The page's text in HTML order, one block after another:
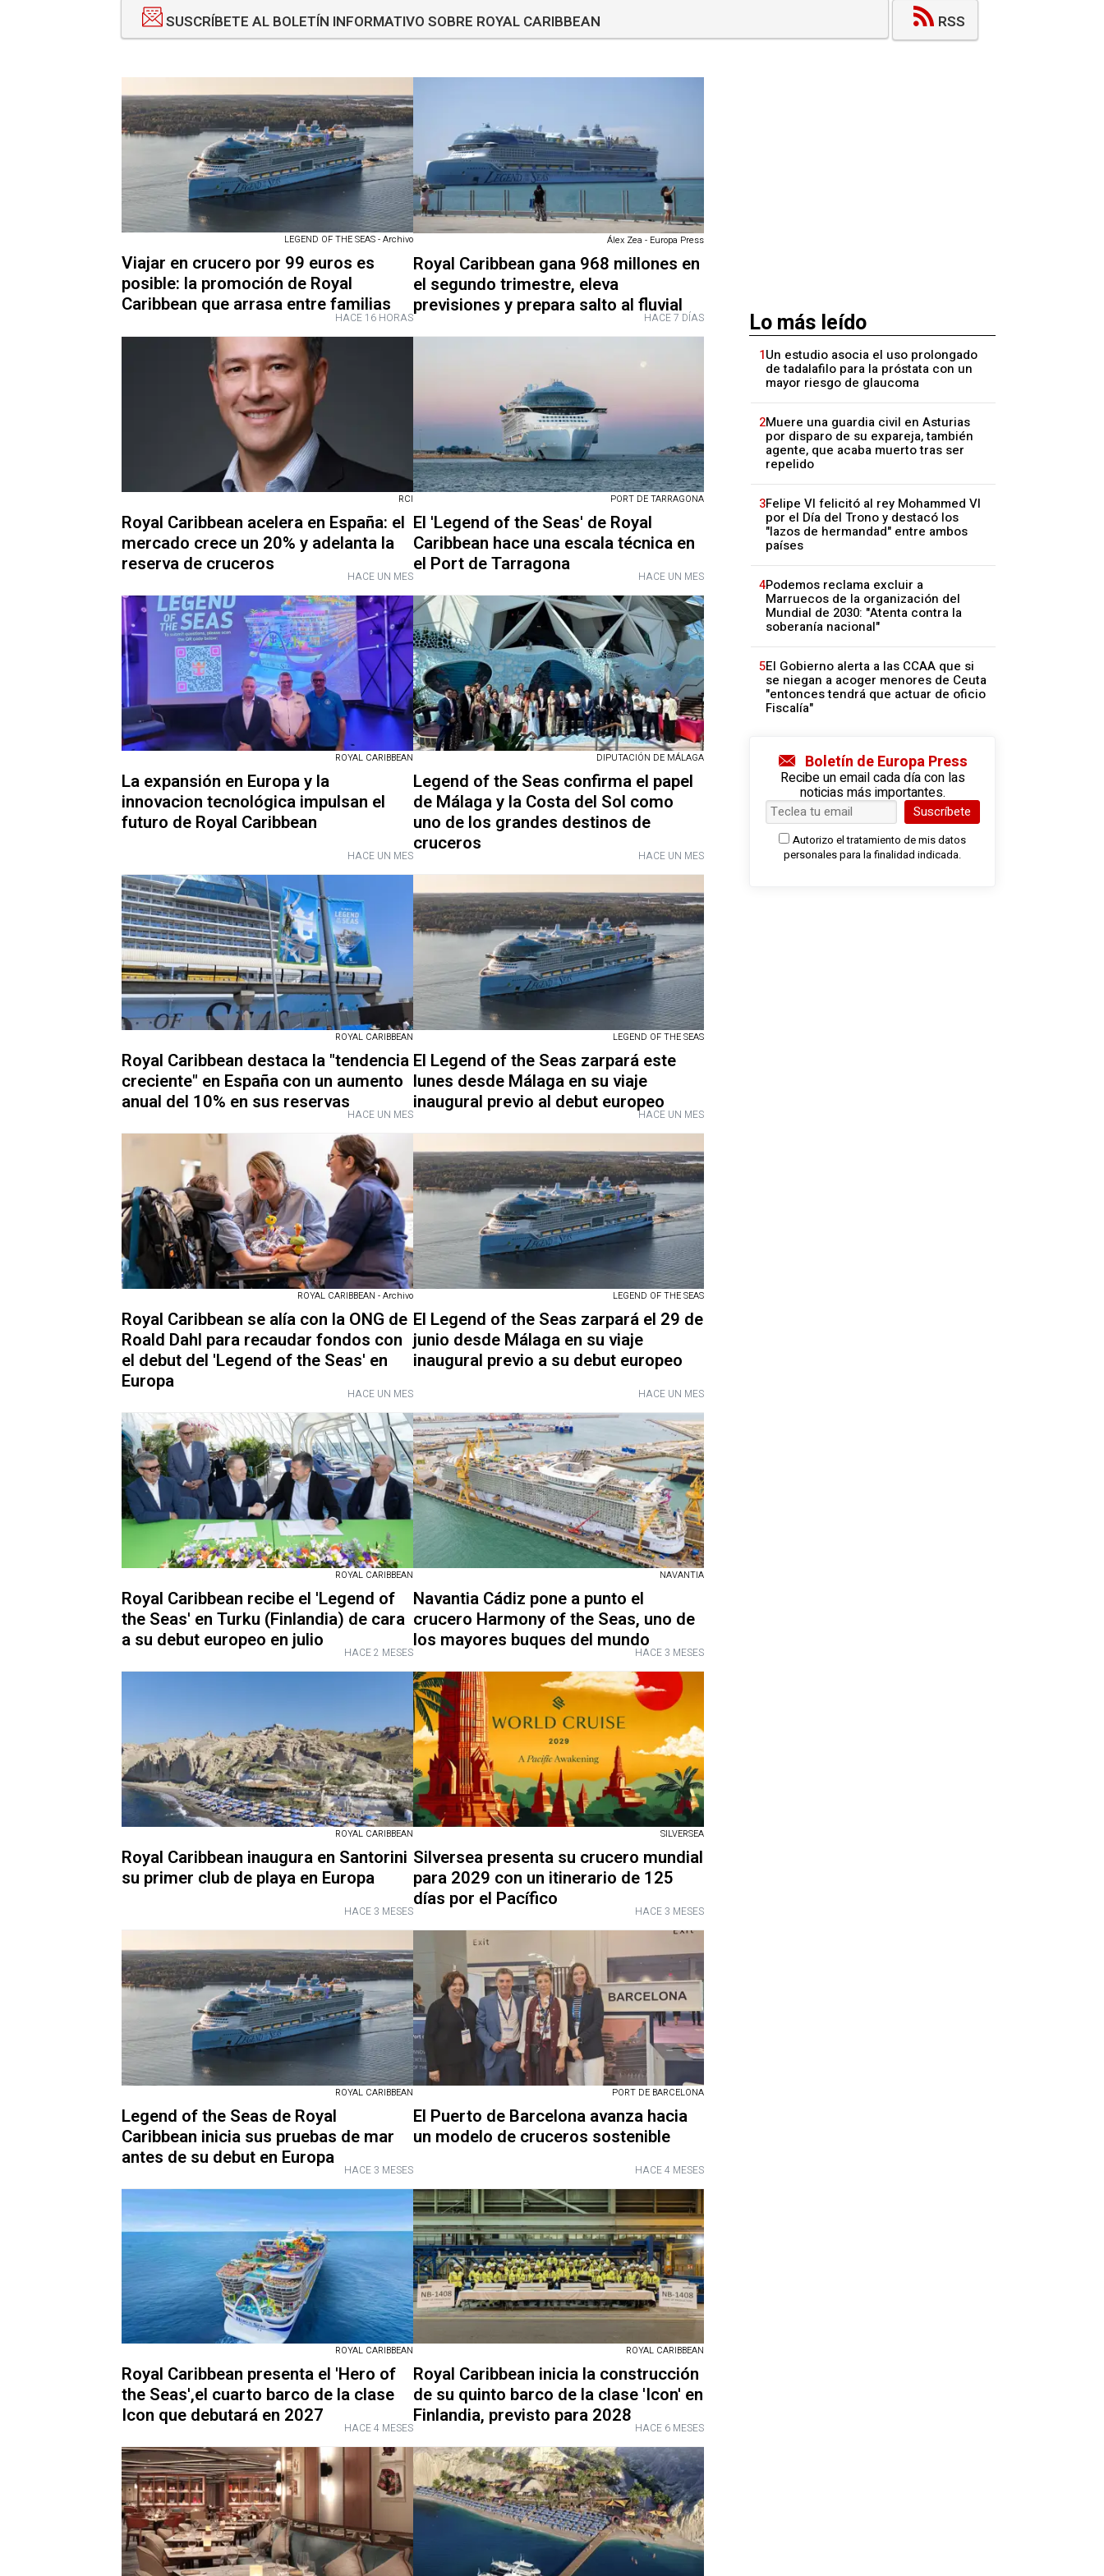
SUSCRÍBETE AL BOLETÍN INFORMATIVO SOBRE ROYAL CARIBBEAN RSS
LEGEND OF THE SEAS - Archivo
Viajar en crucero por 99 euros es
posible: la promoción de Royal
Caribbean que arrasa entre familias
HACE 16 HORAS
Álex Zea - Europa Press
Royal Caribbean gana 968 millones en
el segundo trimestre, eleva
previsiones y prepara salto al fluvial
HACE 7 DÍAS
RCI
Royal Caribbean acelera en España: el
mercado crece un 20% y adelanta la
reserva de cruceros
HACE UN MES
PORT DE TARRAGONA
El 'Legend of the Seas' de Royal
Caribbean hace una escala técnica en
el Port de Tarragona
HACE UN MES
ROYAL CARIBBEAN
La expansión en Europa y la
innovacion tecnológica impulsan el
futuro de Royal Caribbean
HACE UN MES
DIPUTACIÓN DE MÁLAGA
Legend of the Seas confirma el papel
de Málaga y la Costa del Sol como
uno de los grandes destinos de
cruceros
HACE UN MES
ROYAL CARIBBEAN
Royal Caribbean destaca la "tendencia
creciente" en España con un aumento
anual del 10% en sus reservasHACE UN MES
LEGEND OF THE SEAS
El Legend of the Seas zarpará este
lunes desde Málaga en su viaje
inaugural previo al debut europeo
HACE UN MES
ROYAL CARIBBEAN - Archivo
Royal Caribbean se alía con la ONG de
Roald Dahl para recaudar fondos con
el debut del 'Legend of the Seas' en
Europa
HACE UN MES
LEGEND OF THE SEAS
El Legend of the Seas zarpará el 29 de
junio desde Málaga en su viaje
inaugural previo a su debut europeo
HACE UN MES
ROYAL CARIBBEAN
Royal Caribbean recibe el 'Legend of
the Seas' en Turku (Finlandia) de cara
a su debut europeo en julio
HACE 2 MESES
NAVANTIA
Navantia Cádiz pone a punto el
crucero Harmony of the Seas, uno de
los mayores buques del mundoHACE 3 MESES
ROYAL CARIBBEAN
Royal Caribbean inaugura en Santorini
su primer club de playa en Europa
HACE 3 MESES
SILVERSEA
Silversea presenta su crucero mundial
para 2029 con un itinerario de 125
días por el Pacífico
HACE 3 MESES
ROYAL CARIBBEAN
Legend of the Seas de Royal
Caribbean inicia sus pruebas de mar
antes de su debut en Europa
HACE 3 MESES
PORT DE BARCELONA
El Puerto de Barcelona avanza hacia
un modelo de cruceros sostenible
HACE 4 MESES
ROYAL CARIBBEAN
Royal Caribbean presenta el 'Hero of
the Seas',el cuarto barco de la clase
Icon que debutará en 2027
HACE 4 MESES
ROYAL CARIBBEAN
Royal Caribbean inicia la construcción
de su quinto barco de la clase 'Icon' en
Finlandia, previsto para 2028 HACE 6 MESES
Lo más leído
1Un estudio asocia el uso prolongado
de tadalafilo para la próstata con un
mayor riesgo de glaucoma
2Muere una guardia civil en Asturias
por disparo de su expareja, también
agente, que acaba muerto tras ser
repelido
3Felipe VI felicitó al rey Mohammed VI
por el Día del Trono y destacó los
"lazos de hermandad" entre ambos
países
4Podemos reclama excluir a
Marruecos de la organización del
Mundial de 2030: "Atenta contra la
soberanía nacional"
5El Gobierno alerta a las CCAA que si
se niegan a acoger menores de Ceuta
"entonces tendrá que actuar de oficio
Fiscalía"
Boletín de Europa Press
Recibe un email cada día con las
noticias más importantes.
Suscríbete
Autorizo el tratamiento de mis datos
personales para la finalidad indicada.